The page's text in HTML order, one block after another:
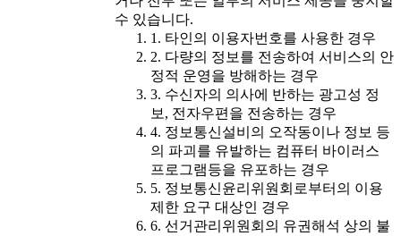
수 있습니다.
1. 타인의 이용자번호를 사용한 경우
2. 다량의 정보를 전송하여 서비스의 안
정적 운영을 방해하는 경우
3. 수신자의 의사에 반하는 광고성 정
보, 전자우편을 전송하는 경우
4. 정보통신설비의 오작동이나 정보 등
의 파괴를 유발하는 컴퓨터 바이러스
프로그램등을 유포하는 경우
5. 정보통신윤리위원회로부터의 이용
제한 요구 대상인 경우
6. 선거관리위원회의 유권해석 상의 불